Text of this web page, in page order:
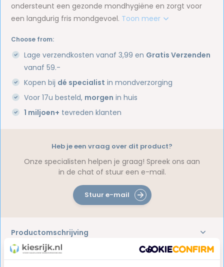
ondersteunt een gezonde mondhygiëne en zorgt voor
een langdurig fris mondgevoel. Toon meer
Choose from:
Lage verzendkosten vanaf 3,99 en Gratis Verzenden
vanaf 59.-
Kopen bij dé specialist in mondverzorging
Voor 17u besteld, morgen in huis
1 miljoen+ tevreden klanten
Productomschrijving
Reviews
Heb je een vraag over dit product?
Onze specialisten helpen je graag! Spreek ons aan
in de chat of stuur een e-mail.
Stuur e-mail